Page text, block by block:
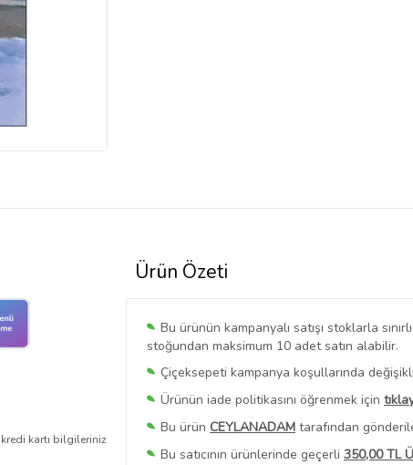
Ürün Özeti
Bu ürünün kampanyalı satışı stoklarla
stoğundan maksimum 10 adet satın alabilir.
Çiçeksepeti kampanya koşullarında
Ürünün iade politikasını öğrenmek için
Bu ürün CEYLANADAM tarafından
Bu satıcının ürünlerinde geçerli 350,00 TL
kartı bilgileriniz